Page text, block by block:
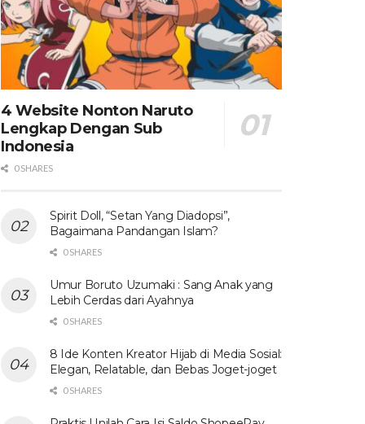
4 Website Nonton Naruto
Lengkap Dengan Sub
Indonesia
0 SHARES
Spirit Doll, “Setan Yang Diadopsi”,
Bagaimana Pandangan Islam?
0 SHARES
Umur Boruto Uzumaki : Sang Anak yang
Lebih Cerdas dari Ayahnya
0 SHARES
8 Ide Konten Kreator Hijab di Media Sosial:
Elegan, Relatable, dan Bebas Joget-joget
0 SHARES